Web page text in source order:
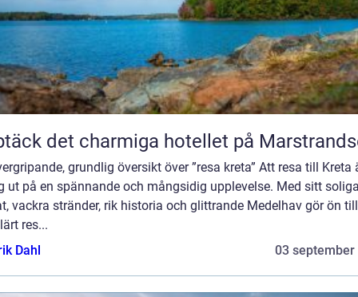
det charmiga hotellet på
grundlig översikt över ”resa kreta” Att resa till Kreta
ut på en spännande och mångsidig upplevelse. Med sitt
vackra stränder, rik historia och glittrande Medelhav gör ön
res...
Dahl
03 september